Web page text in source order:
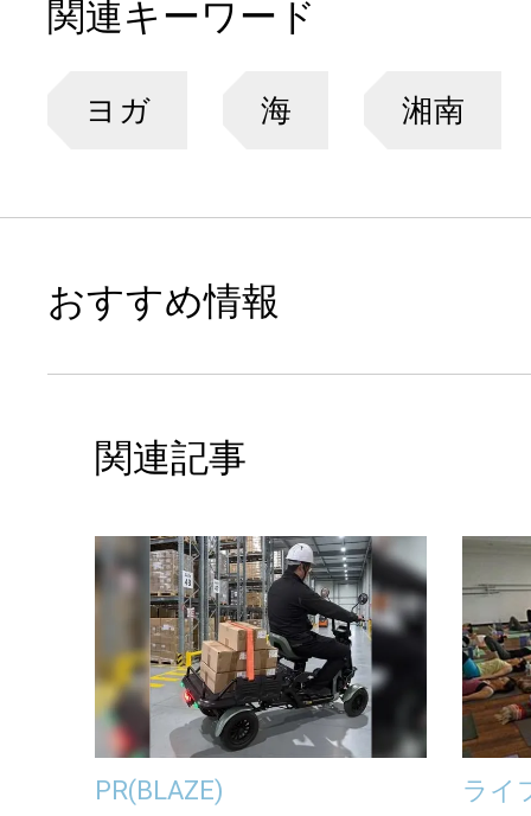
関連キーワード
ヨガ 海 湘南
おすすめ情報
関連記事
PR(BLAZE) ライ